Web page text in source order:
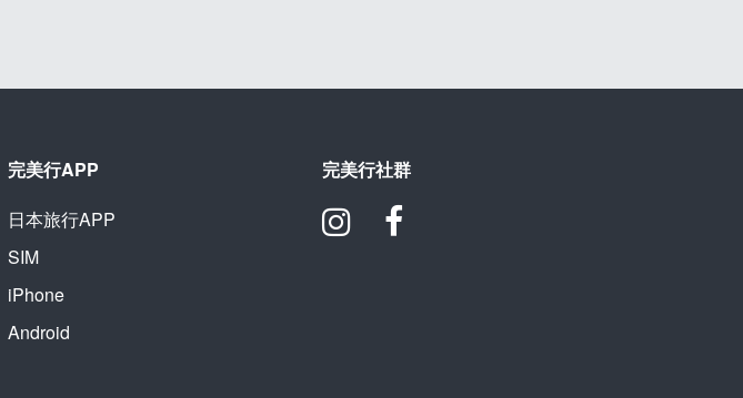
完美行APP
日本旅行APP
SIM
iPhone
Android
完美行社群